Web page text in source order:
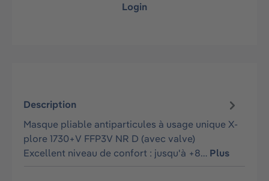
Login
Description
Masque pliable antiparticules à usage unique X-
plore 1730+V FFP3V NR D (avec valve)
Excellent niveau de confort : jusqu'à +8… Plus